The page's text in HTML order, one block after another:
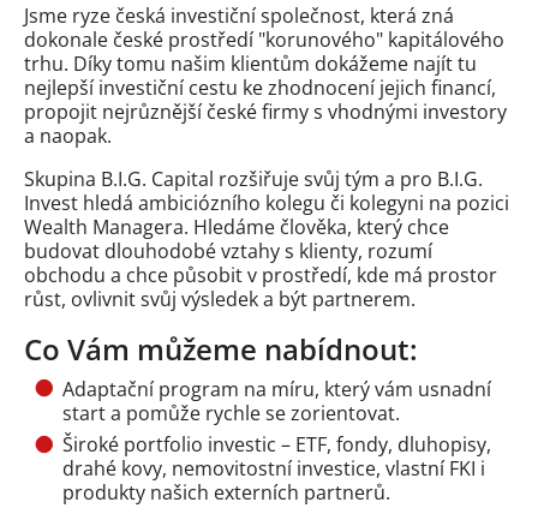
Jsme ryze česká investiční společnost, která zná
dokonale české prostředí "korunového" kapitálového
trhu. Díky tomu našim klientům dokážeme najít tu
nejlepší investiční cestu ke zhodnocení jejich financí,
propojit nejrůznější české firmy s vhodnými investory
a naopak.
Skupina B.I.G. Capital rozšiřuje svůj tým a pro B.I.G.
Invest hledá ambiciózního kolegu či kolegyni na pozici
Wealth Managera. Hledáme člověka, který chce
budovat dlouhodobé vztahy s klienty, rozumí
obchodu a chce působit v prostředí, kde má prostor
růst, ovlivnit svůj výsledek a být partnerem.
Co Vám můžeme nabídnout:
Adaptační program na míru, který vám usnadní
start a pomůže rychle se zorientovat.
Široké portfolio investic – ETF, fondy, dluhopisy,
drahé kovy, nemovitostní investice, vlastní FKI i
produkty našich externích partnerů.